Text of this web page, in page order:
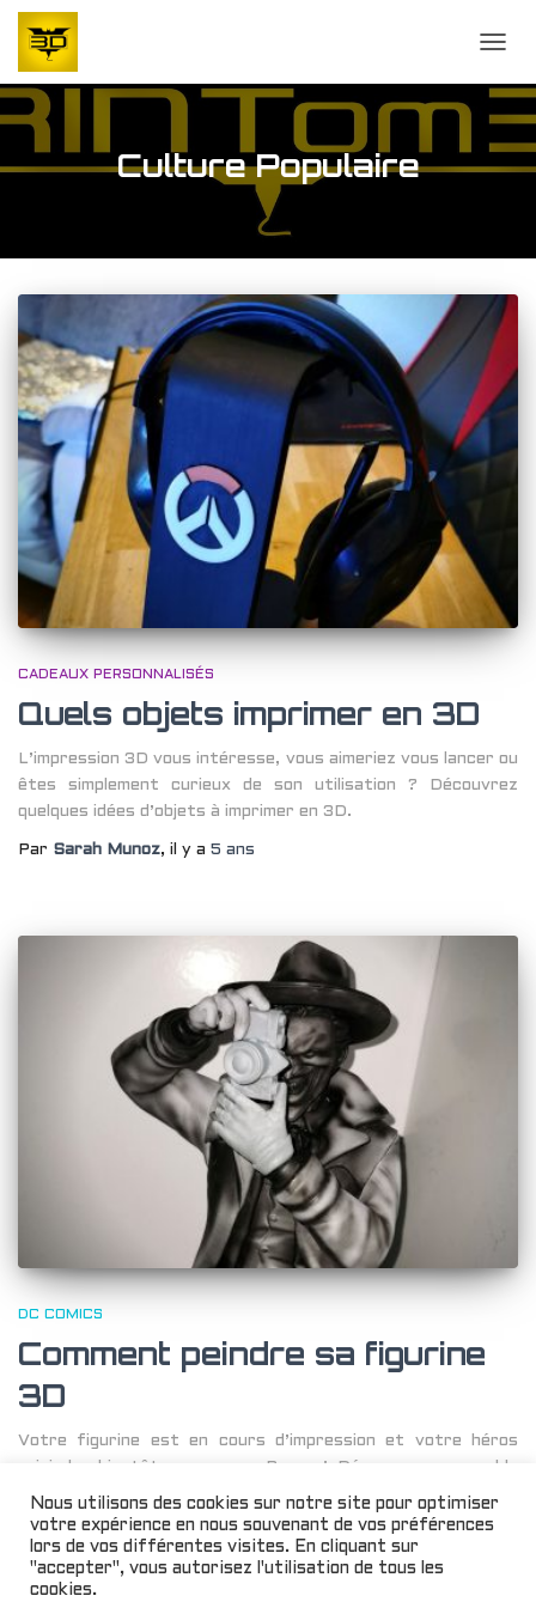
Culture Populaire
CADEAUX PERSONNALISÉS
Quels objets imprimer en 3D
L’impression 3D vous intéresse, vous aimeriez vous lancer ou
êtes simplement curieux de son utilisation ? Découvrez
quelques idées d’objets à imprimer en 3D.
Par Sarah Munoz, il y a 5 ans
DC COMICS
Comment peindre sa figurine
3D
Votre figurine est en cours d’impression et votre héros
rejoindra bientôt vos rangs. Bravo ! Découvrons ensemble
quelques astuces pour vos premiers coups de pinceaux, ceux
qui appliqueront la touche finale à votre création.
Par Sarah Munoz , il y a 5 ans
Nous utilisons des cookies sur notre site pour optimiser
votre expérience en nous souvenant de vos préférences
lors de vos différentes visites. En cliquant sur
"accepter", vous autorisez l'utilisation de tous les
cookies.